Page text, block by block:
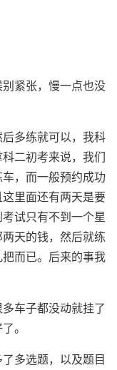
紧张，慢一点也没
多练就可以，我科
二初考来说，我们
，而一般预约成功
里面还有两天是要
试只有不到一个星
天的钱，然后就练
而已。后来的事我
车子都没动就挂了
。
多选题，以及题目